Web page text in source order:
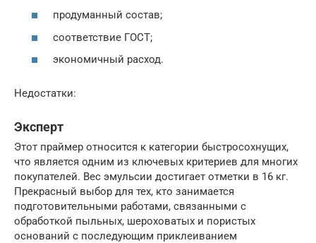
продуманный состав;
соответствие ГОСТ;
экономичный расход.
Недостатки:
Эксперт
Этот праймер относится к категории быстросохнущих,
что является одним из ключевых критериев для многих
покупателей. Вес эмульсии достигает отметки в 16 кг.
Прекрасный выбор для тех, кто занимается
подготовительными работами, связанными с
обработкой пыльных, шероховатых и пористых
оснований с последующим приклеиванием